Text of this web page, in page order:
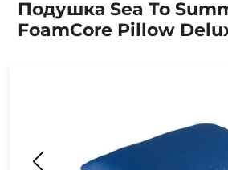
Подушка Sea To
FoamCore Pillow